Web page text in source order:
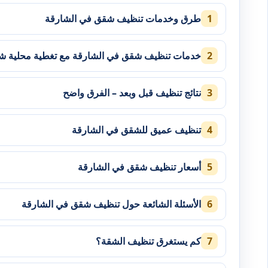
طرق وخدمات تنظيف شقق في الشارقة
خدمات تنظيف شقق في الشارقة مع تغطية محلية
نتائج تنظيف قبل وبعد – الفرق واضح
تنظيف عميق للشقق في الشارقة
أسعار تنظيف شقق في الشارقة
الأسئلة الشائعة حول تنظيف شقق في الشارقة
كم يستغرق تنظيف الشقة؟